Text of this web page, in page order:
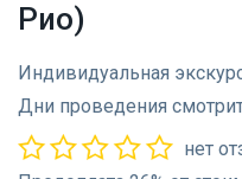
Рио)
Индивидуальная
Дни проведения
нет